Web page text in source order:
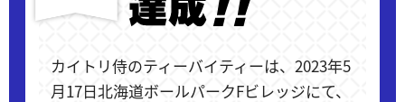
カイトリ侍のティーバイティーは、2023年5
月17日北海道ボールパークFビレッジにて、